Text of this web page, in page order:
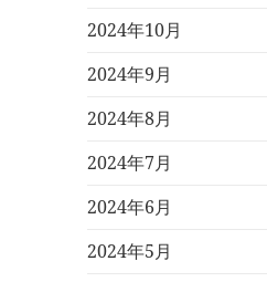
2024年10月
2024年9月
2024年8月
2024年7月
2024年6月
2024年5月